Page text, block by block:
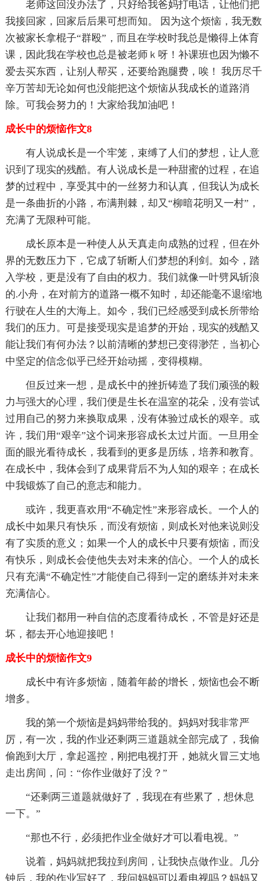
老师这回没办法了，只好给我爸妈打电话，让他们把
我接回家，回家后后果可想而知。 因为这个烦恼，我无数
次被家长拿棍子“群殴”，而且在学校时我总是懒得上体育
课，因此我在学校也总是被老师ｋ呀！补课班也因为懒不
爱去买东西，让别人帮买，还要给跑腿费，唉！ 我历尽千
辛万苦却无论如何也没能把这个烦恼从我成长的道路消
除。可我会努力的！大家给我加油吧！
成长中的烦恼作文8
有人说成长是一个牢笼，束缚了人们的梦想，让人意
识到了现实的残酷。有人说成长是一种甜蜜的过程，在追
梦的过程中，享受其中的一丝努力和认真，但我认为成长
是一条曲折的小路，布满荆棘，却又“柳暗花明又一村”，
充满了无限种可能。
成长原本是一种使人从天真走向成熟的过程，但在外
界的无数压力下，它成了斩断人们梦想的利剑。如今，踏
入学校，更是没有了自由的权力。我们就像一叶劈风斩浪
的.小舟，在对前方的道路一概不知时，却还能毫不退缩地
行驶在人生的大海上。如今，我们已经感受到成长所带给
我们的压力。可是接受现实是追梦的开始，现实的残酷又
能让我们有何办法？以前清晰的梦想已变得渺茫，当初心
中坚定的信念似乎已经开始动摇，变得模糊。
但反过来一想，是成长中的挫折铸造了我们顽强的毅
力与强大的心理，我们便是生长在温室的花朵，没有尝试
过用自己的努力来换取成果，没有体验过成长的艰辛。或
许，我们用“艰辛”这个词来形容成长太过片面。一旦用全
面的眼光看待成长，我看到的更多是历练，培养和教育。
在成长中，我体会到了成果背后不为人知的艰辛；在成长
中我锻炼了自己的意志和能力。
或许，我更喜欢用“不确定性”来形容成长。一个人的
成长中如果只有快乐，而没有烦恼，则成长对他来说则没
有了实质的意义；如果一个人的成长中只要有烦恼，而没
有快乐，则成长会使他失去对未来的信心。一个人的成长
只有充满“不确定性”才能使自己得到一定的磨练并对未来
充满信心。
让我们都用一种自信的态度看待成长，不管是好还是
坏，都去开心地迎接吧！
成长中的烦恼作文9
成长中有许多烦恼，随着年龄的增长，烦恼也会不断
增多。
我的第一个烦恼是妈妈带给我的。妈妈对我非常严
厉，有一次，我的作业还剩两三道题就全部完成了，我偷
偷跑到大厅，拿起遥控，刚把电视打开，她就火冒三丈地
走出房间，问：“你作业做好了没？”
“还剩两三道题就做好了，我现在有些累了，想休息
一下。”
“那也不行，必须把作业全做好才可以看电视。”
说着，妈妈就把我拉到房间，让我快点做作业。几分
钟后，我的作业写好了，我问妈妈可以看电视吗？妈妈又